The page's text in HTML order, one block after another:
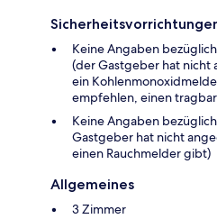
Keine Angaben
(der Gastgeber hat
ein
empfehlen, einen
Keine Angaben
Gastgeber hat nicht
einen Rauchmelder gibt)
Allgemeines
3 Zimmer